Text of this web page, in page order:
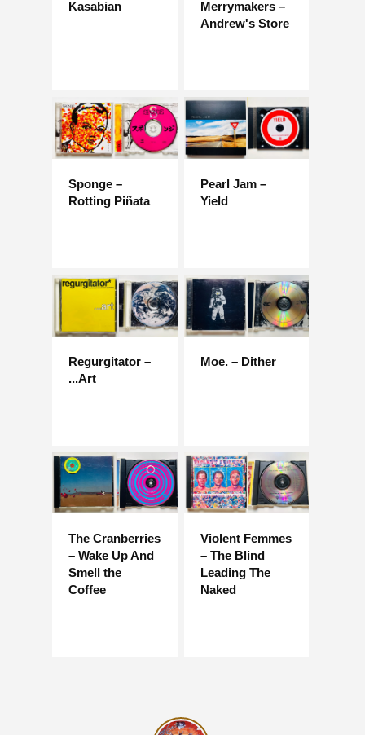
Kasabian
Merrymakers –
Andrew's Store
Sponge –
Rotting Piñata
Pearl Jam –
Yield
Regurgitator –
...Art
Moe. – Dither
The Cranberries
– Wake Up And
Smell the
Coffee
Violent Femmes
– The Blind
Leading The
Naked